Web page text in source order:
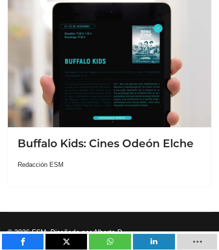
Buffalo Kids: Cines Odeón Elche
Redacción ESM
© 2026 ESM. Diseñado por Alberto D.